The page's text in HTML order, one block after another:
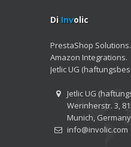
Di Involic
PrestaShop
Amazon Integrations.
Jetlic UG
Jetlic UG
Werinherstr. 3,
Munich, Germany
info@involic.com